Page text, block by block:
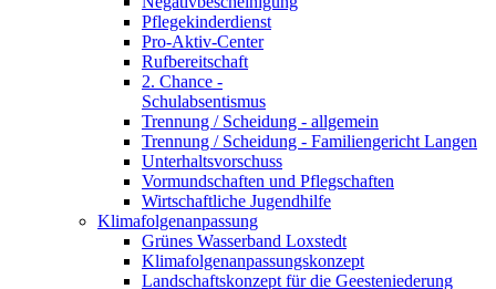
Pflegekinderdienst
Pro-Aktiv-Center
Rufbereitschaft
2. Chance -
Schulabsentismus
Trennung / Scheidung - allgemein
Trennung / Scheidung - Familiengericht Langen
Unterhaltsvorschuss
Vormundschaften und Pflegschaften
Wirtschaftliche Jugendhilfe
Klimafolgenanpassung
Grünes Wasserband Loxstedt
Klimafolgenanpassungskonzept
Landschaftskonzept für die Geesteniederung